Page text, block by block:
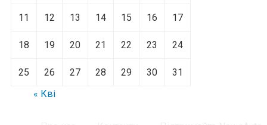
11 12 13 14 15 16 17
18 19 20 21 22 23 24
25 26 27 28 29 30
31
« Кві